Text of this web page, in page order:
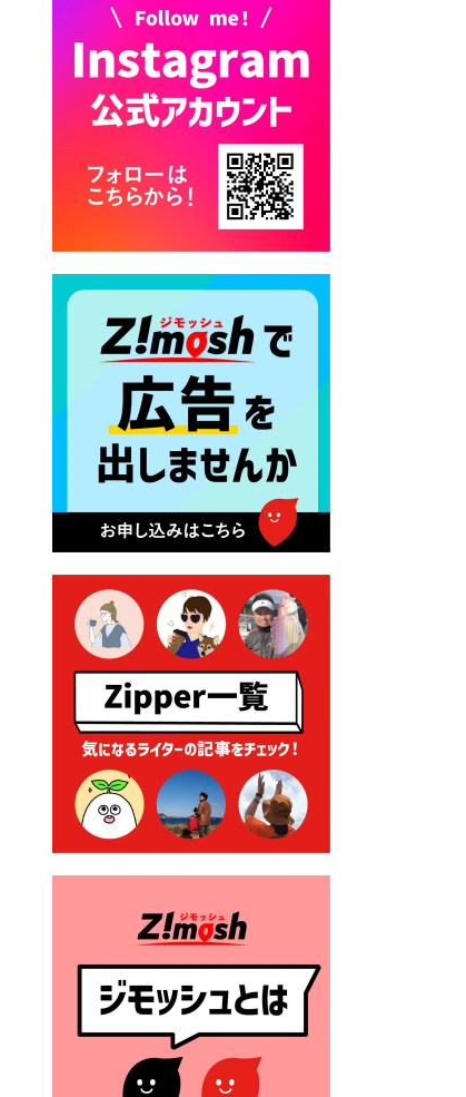
2026年7月28日 令和8年度
京築地区水道企業団職員採用
試験（募集）
2026年7月27日 マイナンバー
カード交付に伴う休日および
平日夜間開庁の案内
2026年7月22日 令和８年度
「こども文化パスポート事
2026年7月21日 卜仙の郷 お
盆期間の営業時間のお知らせ
2026年7月17日 バス経路検索
のご利用案内
2026年7月10日 台湾伝統音楽
団体 「北埔八音団・楽善軒」
公演開催のお知らせ
ンディング型ふるさと納税の
実施について
2026年7月9日 農地法等に係
る各種申請に係る登記事項証
明書の添付省略について
2026年7月9日 廃食用油の回
収
2026年7月7日 「おゆずりコ
ーナー」について
2026年7月1日 豊前市民プール
一般開放
（令和８年４月１日施行）
格改定
2026年6月23日 公告一覧（市
内業者対象）を更新しまし